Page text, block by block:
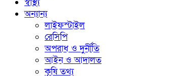
অন্যান্য
লাইফস্টাইল
রেসিপি
অপরাধ ও দুর্নীতি
আইন ও আদালত
কৃষি তথ্য